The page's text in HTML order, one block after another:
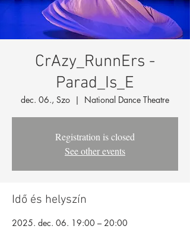
CrAzy_RunnErs -
Parad_Is_E
dec. 06., Szo
  |
National Dance Theatre
Registration is closed
See other events
Idő és helyszín
2025. dec. 06. 19:00 – 20:00